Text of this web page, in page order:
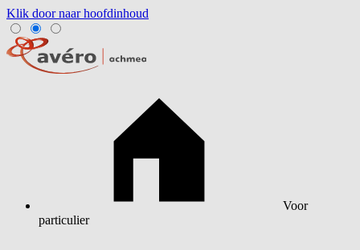
Klik door naar hoofdinhoud
Voor
particulier